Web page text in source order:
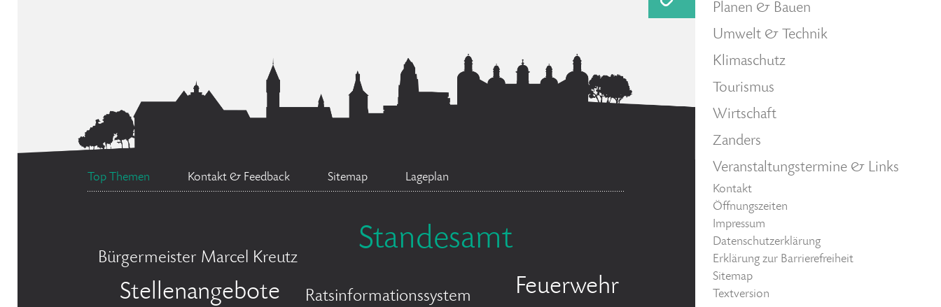
Top Themen Kontakt & Feedback Sitemap Lageplan
Bürgermeister Marcel Kreutz
Standesamt
Stellenangebote Ratsinformationssystem Feuerwehr
Planen & Bauen
Umwelt & Technik
Klimaschutz
Tourismus
Wirtschaft
Zanders
Veranstaltungstermine & Links
Kontakt
Öffnungszeiten
Impressum
Datenschutzerklärung
Erklärung zur Barrierefreiheit
Sitemap
Textversion